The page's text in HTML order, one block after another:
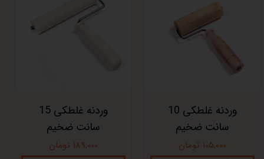
وردنه غلطکی 10
سانت ضخیم
۱۰۵,۰۰۰ تومان
وردنه غلطکی 15
سانت ضخیم
۱۸۹,۰۰۰ تومان